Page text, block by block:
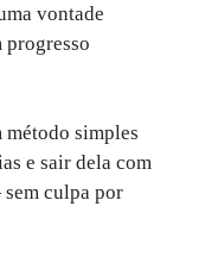
vontade
progresso
simples
e sair dela com
culpa por